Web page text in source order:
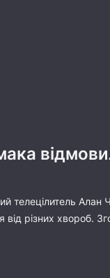
телецілитель Алан
від різних хвороб.